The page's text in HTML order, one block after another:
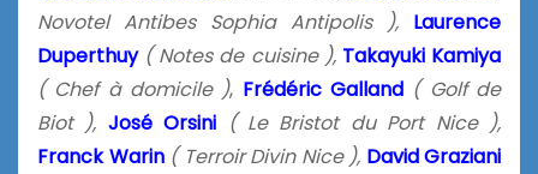
Novotel Antibes Sophia Antipolis ), Laurence
Duperthuy ( Notes de cuisine ), Takayuki Kamiya
( Chef à domicile ), Frédéric Galland ( Golf de
Biot ), José Orsini ( Le Bristot du Port Nice ),
Franck Warin( Terroir Divin Nice ), David Graziani